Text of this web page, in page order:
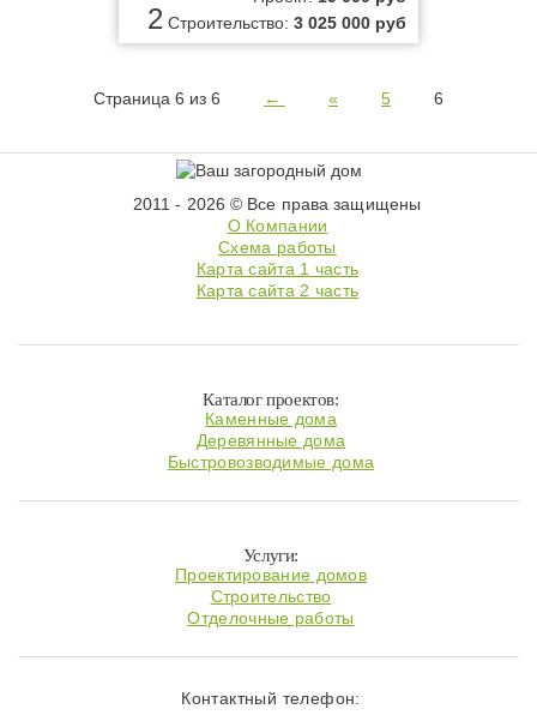
2 Строительство: 3 025 000 руб
Страница 6 из 6 ← « 5 6
2011 - 2026 © Все права защищены
О Компании
Схема работы
Карта сайта 1 часть
Карта сайта 2 часть
Каталог проектов:
Каменные дома
Деревянные дома
Быстровозводимые дома
Услуги:
Проектирование домов
Строительство
Отделочные работы
Контактный телефон: